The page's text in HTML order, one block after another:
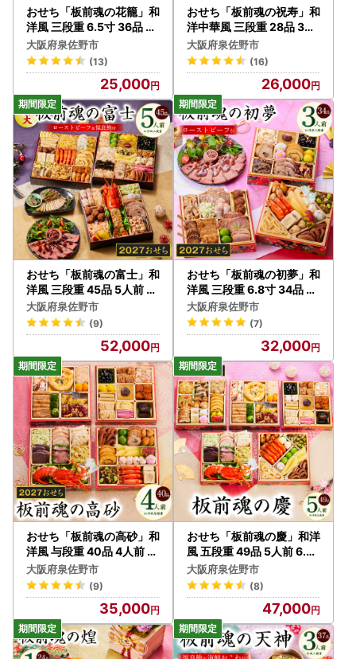
新規アカウント登録の上ログインし寄附情報を追加していた
だきますと、公的個人認証サービス【IAM （アイアム）】を
利用したオンラインでのワンストップ特例申請及び変更申請
や、受付状況の確認等が可能です。詳細につきましては、、
以下のURLよりご確認ください。
https://iam-jpki.jp/lp/iam-furumado/（（※外部サイトへ
遷移します）
▼申請書送付先
泉佐野市ふるさと納税ワンストップ申請係
〒885-0078 宮崎県都城市宮丸町3070-1
※泉佐野市ではワンストップ特例申請関連業務を外部委託し
ております。
※注意事項※
・ワンストップ特例申請の期限（必着）はご寄附翌年の1月1
0日です。
・複数回ご寄附をいただいている場合は、ご寄附ごとに申請
のお手続きが必要です。
・当市専用の申請書以外の受付完了までにはお時間をいただ
きますので、当市よりお送りしております申請書類をご利用
■問い合わせについて■
メールでのお問い合わせが非常に多く、ご回答にお時間を要
しております。誠に恐縮ではございますが、ご回答までに1
週間ほどお時間を頂く場合もございますのであらかじめご了
承ください。
また、お電話も大変混み合っておりご迷惑をおかけしており
ますが、何卒よろしくお願い申し上げます。
▼お問い合わせ先
【寄附申込・書類・返礼品に関すること】
泉佐野ふるさと納税事務局
電話：072-468-6120（9:00～17:00 ※土日祝・年末年始
を除く）
メール：izumisano-furusato@home-tax.jp
【ワンストップ特例申請に関すること】
泉佐野市ふるさと納税ワンストップ申請係
電話：050-3100-1726（9:00～18:00 ※土日祝・年末年始
を除く）
メール：support@furusato-izumisano.jp
おせち「板前魂の花籠」和
洋風 三段重 6.5寸 36品 3
人前 先行予約 年内発送
大阪府泉佐野市
(13)
25,000
おせち「板前魂の祝寿」和
洋中華風 三段重 28品 3人
前 6.8寸【年内発送】
大阪府泉佐野市
(16)
26,000
おせち「板前魂の富士」和
洋風 三段重 45品 5人前 特
大 8.5寸 鮑＆ローストビー
フ 付き【年内発送】
大阪府泉佐野市
(9)
52,000
おせち「板前魂の初夢」和
洋風 三段重 6.8寸 34品 3
人前 ローストビーフ 付き
【年内発送】
大阪府泉佐野市
(7)
32,000
おせち「板前魂の高砂」和
洋風 与段重 40品 4人前 6.
8寸【年内発送】
大阪府泉佐野市
(9)
35,000
おせち「板前魂の慶」和洋
風 五段重 49品 5人前 6.8
寸【年内発送】
大阪府泉佐野市
(8)
47,000